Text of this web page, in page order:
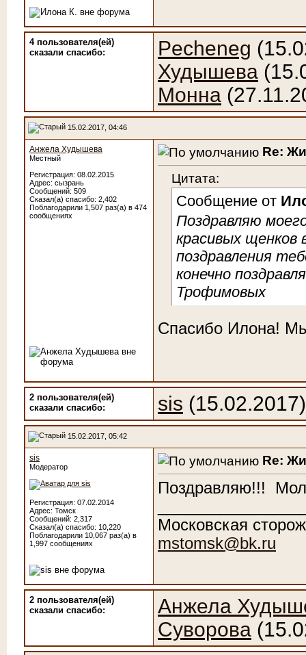
4 пользователя(ей)
сказали cпасибо:
Pecheneg
Худышева
Монна
15.02.2017, 04:46
Анжела Худышева
Местный
Регистрация: 08.02.2015
Адрес: сызрань
Сообщений: 509
Сказал(а) спасибо: 2,402
Поблагодарили 1,507 раз(а) в 474
сообщениях
Re:
Цитата:
Сообщение от
Поздравляю
красивых
поздравления
конечно
Трофимовых
Спасибо Илона!
2 пользователя(ей)
сказали cпасибо:
sis
15.02.2017, 05:42
sis
Модератор
Регистрация: 07.02.2014
Адрес: Томск
Сообщений: 2,317
Сказал(а) спасибо: 10,220
Поблагодарили 10,067 раз(а) в
1,997 сообщениях
Re:
Поздравляю!!!
Московская
mstomsk@bk.ru
2 пользователя(ей)
сказали cпасибо:
Анжела
Суворова